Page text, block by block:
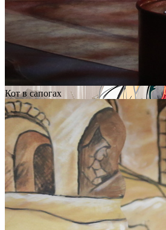
Кот в сапогах